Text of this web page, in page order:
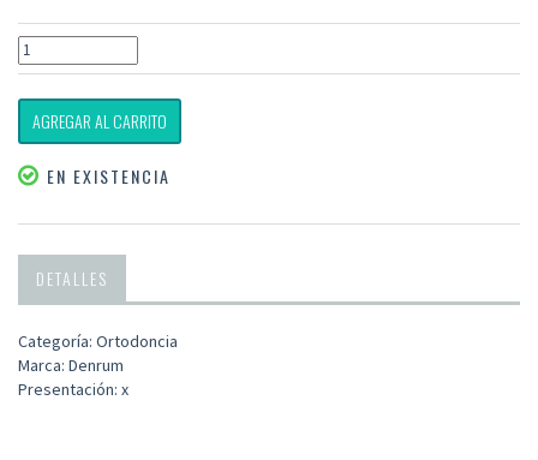
AGREGAR AL CARRITO
EN EXISTENCIA
DETALLES
Categoría: Ortodoncia
Marca: Denrum
Presentación: x